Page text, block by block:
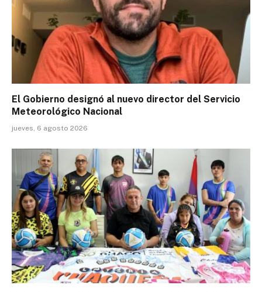
El Gobierno designó al nuevo director del Servicio
Meteorológico Nacional
jueves, 6 agosto 2026